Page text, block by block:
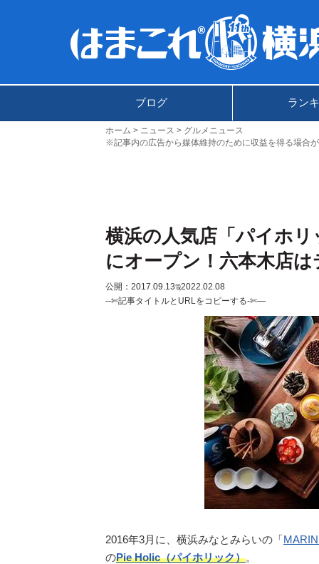
ブログ ラン
ホーム ニュース
グルメニュース
※記事内の広告から媒体維持のために収益を得る場合
横浜の人気店「パイホ
にオープン！六本木店
公開：2017.09.13ಇ2022.02.08
--✄記事タイトルとURLをコピーする-✄—
2016年3月に、横浜みなとみらいの「
のPie Holic（パイホリック）。